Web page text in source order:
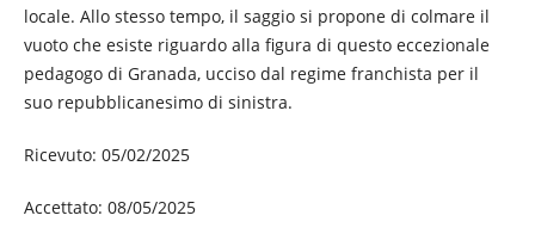
locale. Allo stesso tempo, il saggio si propone di colmare il
vuoto che esiste riguardo alla figura di questo eccezionale
pedagogo di Granada, ucciso dal regime franchista per il
suo repubblicanesimo di sinistra.
Ricevuto: 05/02/2025
Accettato: 08/05/2025